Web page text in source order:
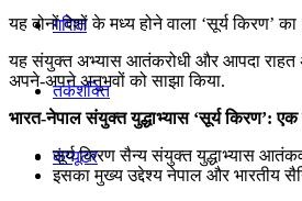
गणित
तर्कशक्ति
कंप्यूटर
यह दोनों देशों के मध्य होने वाला ‘सूर्य किरण’
यह संयुक्‍त अभ्‍यास आतंकरोधी और आपदा राहत
अपने-अपने अनुभवों को साझा किया.
भारत-नेपाल संयुक्त युद्धाभ्यास ‘सूर्य किरण’: एक
सूर्य किरण सैन्य संयुक्त युद्धाभ्यास
इसका मुख्य उद्देश्य नेपाल और भारतीय